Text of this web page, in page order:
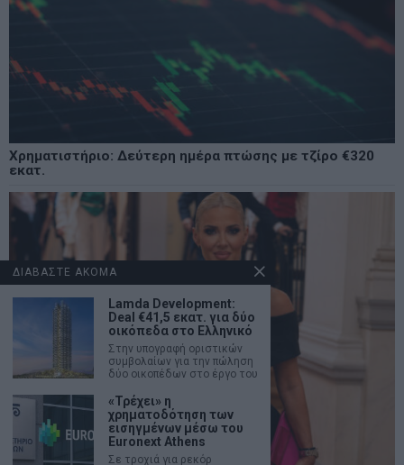
Χρηματιστήριο: Δεύτερη ημέρα πτώσης με τζίρο €320
εκατ.
ΔΙΑΒΑΣΤΕ ΑΚΟΜΑ
Lamda Development:
Deal €41,5 εκατ. για δύο
οικόπεδα στο Ελληνικό
Στην υπογραφή οριστικών
συμβολαίων για την πώληση
δύο οικοπέδων στο έργο του
«Τρέχει» η
χρηματοδότηση των
εισηγμένων μέσω του
Euronext Athens
Σε τροχιά για ρεκόρ